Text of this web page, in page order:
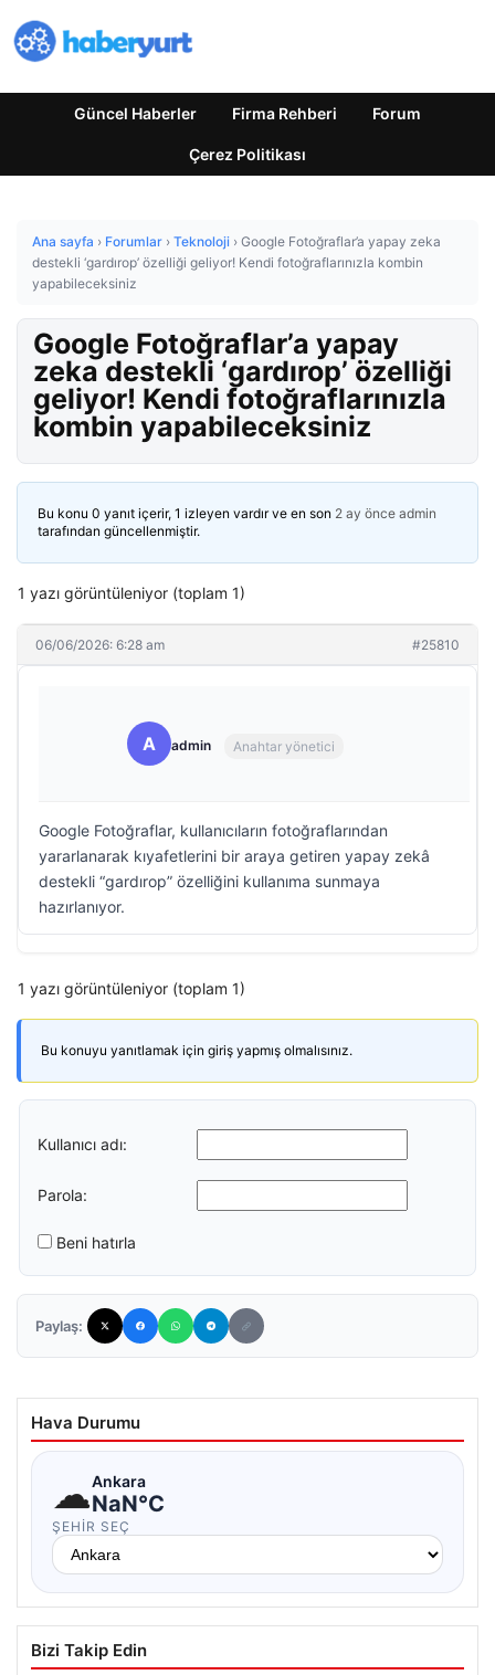
Güncel Haberler Firma Rehberi Forum
Çerez Politikası
Ana sayfa › Forumlar › Teknoloji › Google Fotoğraflar’a yapay zeka
destekli ‘gardırop’ özelliği geliyor! Kendi fotoğraflarınızla kombin
yapabileceksiniz
Google Fotoğraflar’a yapay
zeka destekli ‘gardırop’ özelliği
geliyor! Kendi fotoğraflarınızla
kombin yapabileceksiniz
Bu konu 0 yanıt içerir, 1 izleyen vardır ve en son 2 ay önce admin
tarafından güncellenmiştir.
1 yazı görüntüleniyor (toplam 1)
06/06/2026: 6:28 am #25810
A admin Anahtar yönetici
Google Fotoğraflar, kullanıcıların fotoğraflarından
yararlanarak kıyafetlerini bir araya getiren yapay zekâ
destekli “gardırop” özelliğini kullanıma sunmaya
hazırlanıyor.
1 yazı görüntüleniyor (toplam 1)
Bu konuyu yanıtlamak için giriş yapmış olmalısınız.
Kullanıcı adı:
Parola:
Beni hatırla
Paylaş:
Hava Durumu
☁Ankara
NaN°C
ŞEHIR SEÇ
Bizi Takip Edin